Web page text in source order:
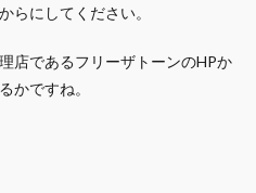
らにしてください。
店であるフリーザトーンのHPか
かですね。